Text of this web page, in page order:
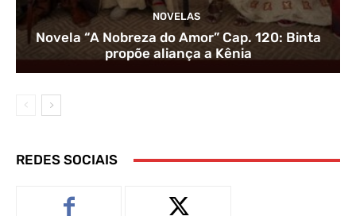
NOVELAS
Novela “A Nobreza do Amor” Cap. 120: Binta
propõe aliança a Kênia
REDES SOCIAIS